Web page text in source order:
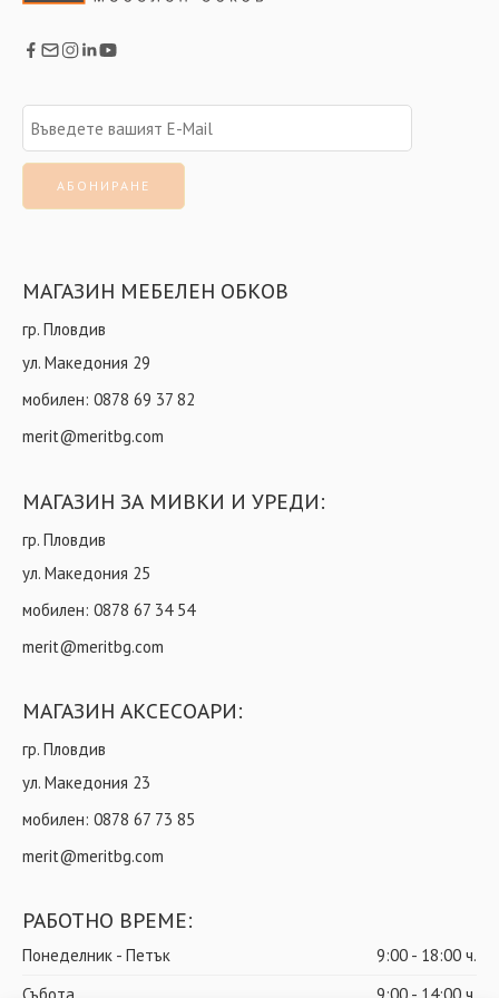
МАГАЗИН МЕБЕЛЕН ОБКОВ
гр. Пловдив
ул. Македония 29
мобилен: 0878 69 37 82
merit@meritbg.com
МАГАЗИН ЗА МИВКИ И УРЕДИ:
гр. Пловдив
ул. Македония 25
мобилен: 0878 67 34 54
merit@meritbg.com
МАГАЗИН АКСЕСОАРИ:
гр. Пловдив
ул. Македония 23
мобилен: 0878 67 73 85
merit@meritbg.com
РАБОТНО ВРЕМЕ:
Понеделник - Петък
9:00 - 18:00 ч.